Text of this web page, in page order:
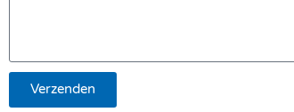
Verzenden